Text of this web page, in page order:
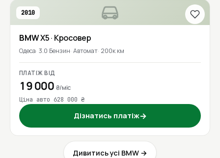
2010
BMWX5· Кросовер
Одеса 3.0 Бензин Автомат 200к км
ПЛАТІЖ ВІД
19 000 ₴/міс
Ціна авто 628 000 ₴
Дізнатись платіж→
Дивитись усі BMW →